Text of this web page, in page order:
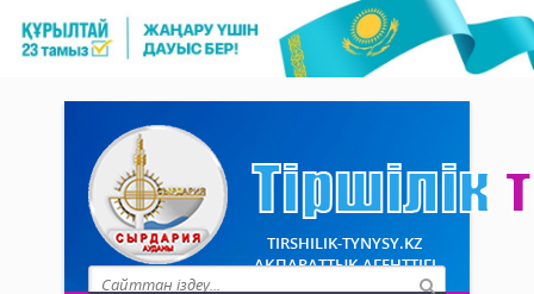
TIRSHILIK-TYNYSY.KZ
АҚПАРАТТЫҚ АГЕНТТІГІ